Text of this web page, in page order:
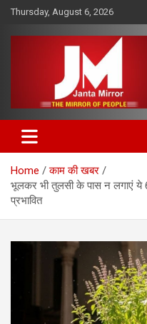
Skip
content
Thursday, August 6, 2026
Janta Mirror
Home
काम की खबर
भूलकर भी तुलसी के पास न लगाएं ये
प्रभावित